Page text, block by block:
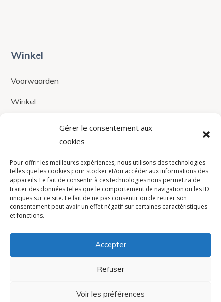
Gérer le consentement aux
cookies
Pour offrir les meilleures expériences, nous utilisons des technologies
telles que les cookies pour stocker et/ou accéder aux informations des
appareils. Le fait de consentir à ces technologies nous permettra de
traiter des données telles que le comportement de navigation ou les ID
uniques sur ce site. Le fait de ne pas consentir ou de retirer son
consentement peut avoir un effet négatif sur certaines caractéristiques
et fonctions.
Accepter
Refuser
Voir les préférences
Winkel
Voorwaarden
Winkel
contact@avistel.fr
Frankrijk
15 Rue Auguste Bartholdi,
78420, Carrières-sur-Seine